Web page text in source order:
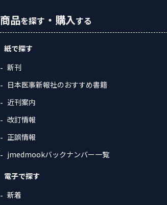
商品を探す ・購入する
紙で探す
新刊
日本医事新報社のおすすめ書籍
近刊案内
改訂情報
正誤情報
jmedmookバックナンバー一覧
電子で探す
新着